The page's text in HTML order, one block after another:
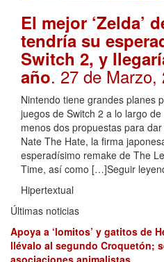
El mejor ‘Zelda’
tendría su
Switch 2, y
año. 27 de Marzo,
Nintendo tiene grandes planes
juegos de Switch 2 a lo largo
menos dos propuestas para
Nate The Hate, la firma
esperadísimo remake de The
Time, así como […]Seguir
Hipertextual
Últimas noticias
Apoya a ‘lomitos’ y gatitos de
llévalo al segundo Croquetón;
asociaciones animalistas